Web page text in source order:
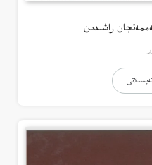
راشىدىن